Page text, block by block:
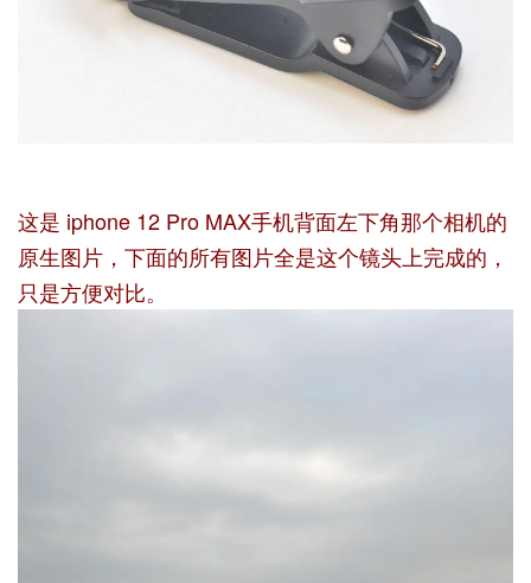
这是 iphone 12 Pro MAX手机背面左下角那个相机的
原生图片，下面的所有图片全是这个镜头上完成的，
只是方便对比。